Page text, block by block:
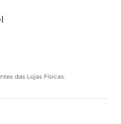
das Lojas Físicas.